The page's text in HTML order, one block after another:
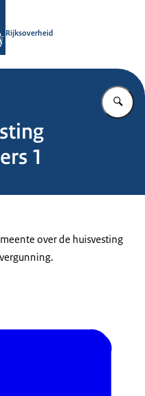
Rijksoverheid
1
over de huisvesting